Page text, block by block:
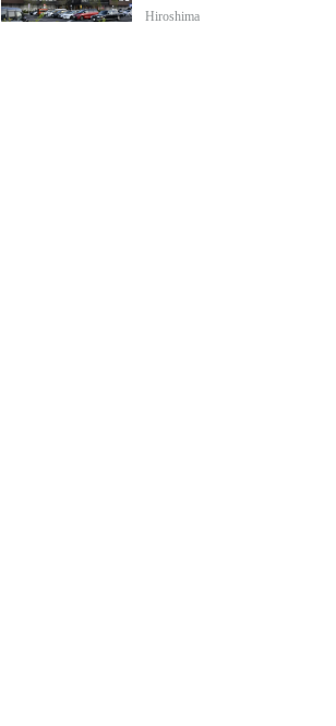
giải trí tại THE OUTLETS!
Hiroshima